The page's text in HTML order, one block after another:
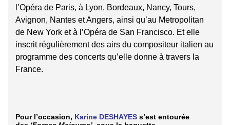
l’Opéra de Paris, à Lyon, Bordeaux, Nancy, Tours,
Avignon, Nantes et Angers, ainsi qu’au Metropolitan
de New York et à l’Opéra de San Francisco. Et elle
inscrit régulièrement des airs du compositeur italien au
programme des concerts qu’elle donne à travers la
France.
Pour l’occasion, Karine DESHAYES s’est entourée